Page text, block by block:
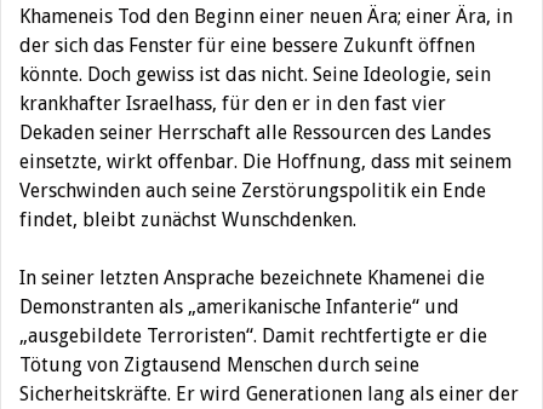
Khameneis Tod den Beginn einer neuen Ära; einer Ära, in
der sich das Fenster für eine bessere Zukunft öffnen
könnte. Doch gewiss ist das nicht. Seine Ideologie, sein
krankhafter Israelhass, für den er in den fast vier
Dekaden seiner Herrschaft alle Ressourcen des Landes
einsetzte, wirkt offenbar. Die Hoffnung, dass mit seinem
Verschwinden auch seine Zerstörungspolitik ein Ende
findet, bleibt zunächst Wunschdenken.
In seiner letzten Ansprache bezeichnete Khamenei die
Demonstranten als „amerikanische Infanterie“ und
„ausgebildete Terroristen“. Damit rechtfertigte er die
Tötung von Zigtausend Menschen durch seine
Sicherheitskräfte. Er wird Generationen lang als einer der